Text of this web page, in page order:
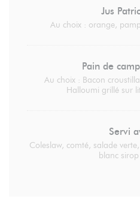
Jus
Au choix : orange,
Pain de
Au choix : Bacon
Halloumi grillé sur
Servi
Coleslaw, comté, salade
blanc